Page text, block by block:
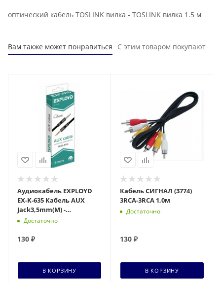
оптический кабель TOSLINK вилка - TOSLINK вилка 1.5 м
Вам также может понравиться С этим товаром покупают
Аудиокабель EXPLOYD
EX-K-635 Кабель AUX
Jack3,5mm(M) -
Jack3,5mm(M) 2M черный
Достаточно
130 ₽
В КОРЗИНУ
Кабель СИГНАЛ (3774)
3RCA-3RCA 1,0м
Достаточно
130 ₽
В КОРЗИНУ